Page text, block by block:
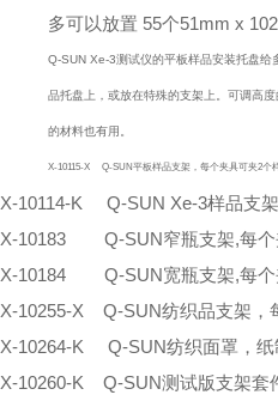
多可以放置 55个51mm x
Q-SUN Xe-3测试仪的平板样品安装托盘
品托盘上，或放在特殊的支架上。可调高
的材料也有用。
X-10115-X Q-SUN平板样品支架，每个夹具可夹2个
X-10114-K Q-SUN Xe-3样品支
X-10183 Q-SUN窄瓶支架,每个
X-10184 Q-SUN宽瓶支架,每个
X-10255-X Q-SUN纺织品支架，
X-10264-K Q-SUN纺织面罩，纸
X-10260-K Q-SUN测试版支架套